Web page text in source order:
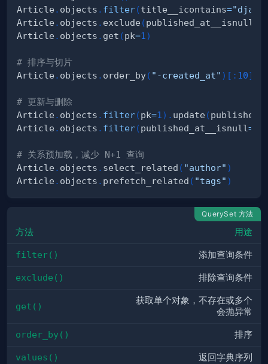
Article . objects . filter(title__icontains=
Article . objects . exclude (published_at__isnull
Article . objects . get (pk=1 )
# 排序与切片
Article . objects . order_by( "-created_at" ) [ : 10]
# 更新与删除
Article . objects . filter(pk=1 ) . update (
Article . objects . filter(published_at__isnull=
# 关系预加载，减少 N+1 查询
Article . objects . select_related ( "author" )
Article . objects . prefetch_related ( "tags" )
QuerySet 方法
方法 用途
filter() 添加查询条件
exclude() 排除查询条件
get()
获取单个对象，不存在或多个
会抛异常
order_by() 排序
values() 返回字典序列